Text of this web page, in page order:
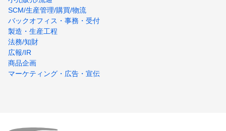
SCM/生産管理/購買/物流
バックオフィス・事務・受付
製造・生産工程
法務/知財
広報/IR
商品企画
マーケティング・広告・宣伝